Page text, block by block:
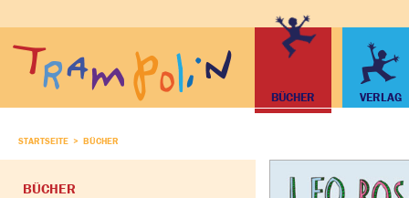
BÜCHER VERLAG
STARTSEITE BÜCHER
BÜCHER